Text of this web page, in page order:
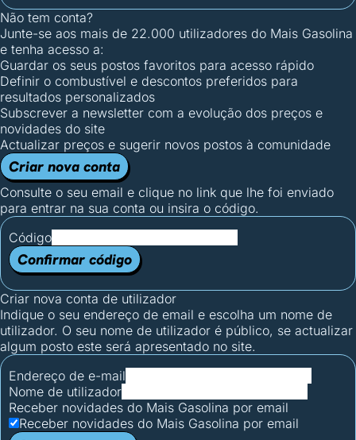
Não tem conta?
Junte-se aos mais de 22.000 utilizadores do Mais Gasolina
e tenha acesso a:
Guardar os seus postos favoritos para acesso rápido
Definir o combustível e descontos preferidos para
resultados personalizados
Subscrever a newsletter com a evolução dos preços e
novidades do site
Actualizar preços e sugerir novos postos à comunidade
Criar nova conta
Consulte o seu email e clique no link que lhe foi enviado
para entrar na sua conta ou insira o código.
Código
Confirmar código
Criar nova conta de utilizador
Indique o seu endereço de email e escolha um nome de
utilizador. O seu nome de utilizador é público, se actualizar
algum posto este será apresentado no site.
Endereço de e-mail
Nome de utilizador
Receber novidades do Mais Gasolina por email
Receber novidades do Mais Gasolina por email